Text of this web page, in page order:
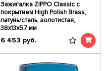
Зажигалка ZIPPO Classic с
покрытием High Polish Brass,
латунь/сталь, золотистая,
38x13x57 мм
6 453 руб.